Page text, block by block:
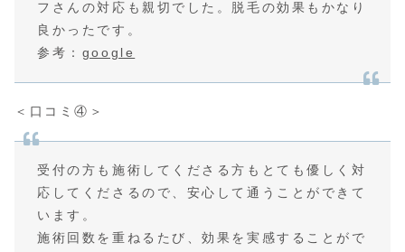
フさんの対応も親切でした。脱毛の効果もかなり
良かったです。
参考： google
＜口コミ④＞
受付の方も施術してくださる方もとても優しく対
応してくださるので、安心して通うことができて
います。
施術回数を重ねるたび、効果を実感することがで